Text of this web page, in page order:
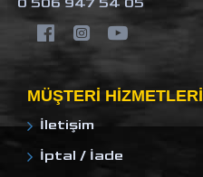
MÜŞTERI HIZMETLERI
İletişim
İptal / İade